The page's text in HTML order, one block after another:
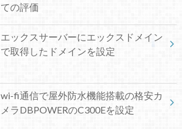
ての評価
エックスサーバーにエックスドメイン
で取得したドメインを設定
wi-fi通信で屋外防水機能搭載の格安カ
メラDBPOWERのC300Eを設定